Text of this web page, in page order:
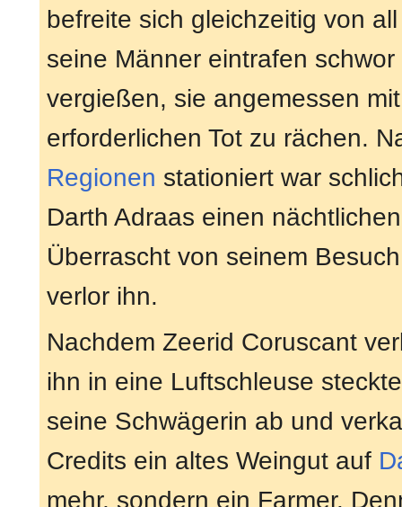
befreite sich gleichzeitig von
seine Männer eintrafen
vergießen, sie angemessen
erforderlichen Tot zu rächen.
Regionen stationiert war
Darth Adraas einen
Überrascht von seinem
verlor ihn.
Nachdem Zeerid Coruscant
ihn in eine Luftschleuse
seine Schwägerin ab und
Credits ein altes Weingut auf
mehr, sondern ein Farmer.